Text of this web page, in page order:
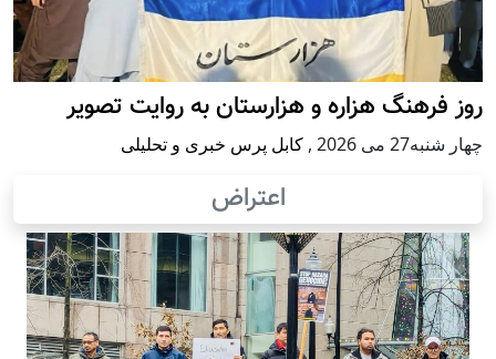
روز فرهنگ هزاره و هزارستان به روایت تصویر
چهار شنبه27 می 2026 , کابل پرس خبری و تحلیلی
اعتراض